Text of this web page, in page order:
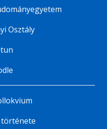
Osztály